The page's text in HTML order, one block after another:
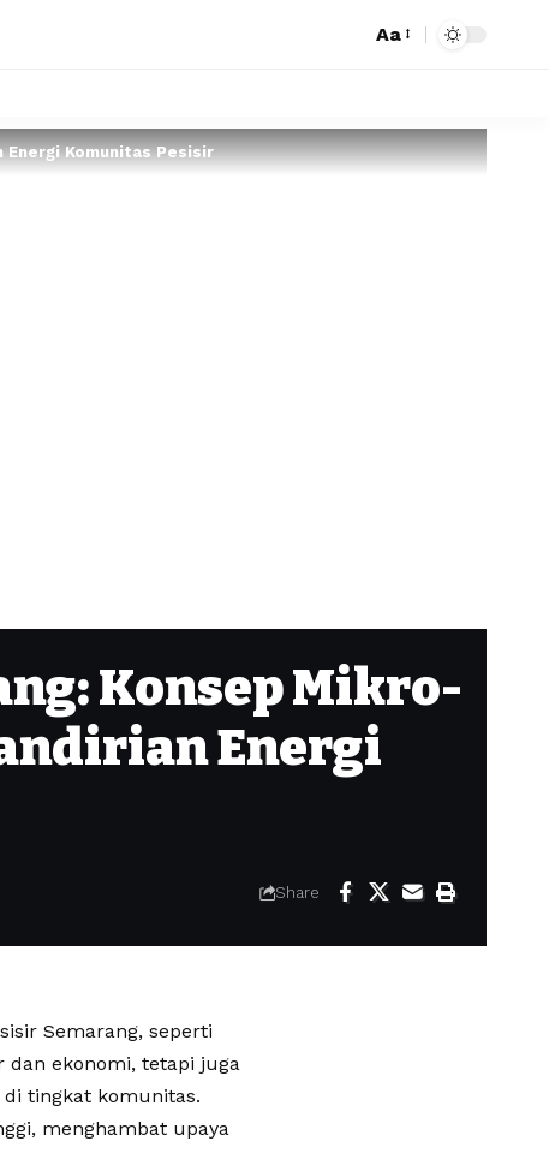
Aa
Energi Komunitas Pesisir
Konsep Mikro-
Energi
Share
Semarang, seperti
ekonomi, tetapi juga
tingkat komunitas.
menghambat upaya